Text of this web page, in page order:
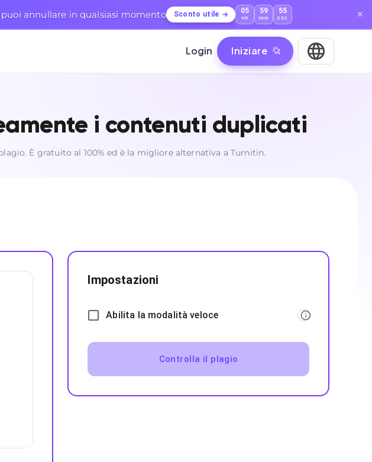
puoi annullare in qualsiasi momento Sconto utile 05
HR
59
MIN
54
SEC
Login Iniziare
i contenuti duplicati
È gratuito al 100% ed è la migliore alternativa a Turnitin.
Impostazioni
Abilita la modalità veloce
Controlla il plagio